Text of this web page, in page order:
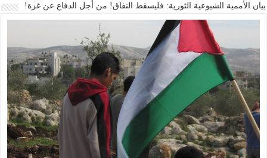
بيان الأممية الشيوعية الثورية: فليسقط النفاق! من أجل الدفاع عن غزة!